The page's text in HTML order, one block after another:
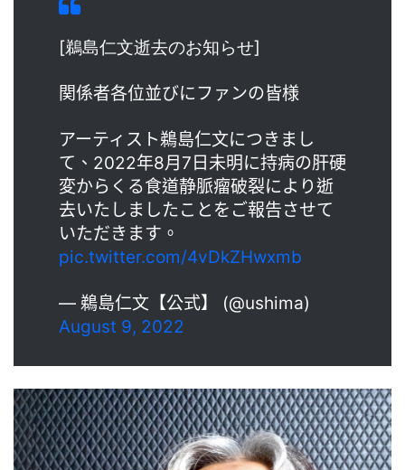
[鵜島仁文逝去のお知らせ]
関係者各位並びにファンの皆様
アーティスト鵜島仁文につきまし
て、2022年8月7日未明に持病の肝硬
変からくる食道静脈瘤破裂により逝
去いたしましたことをご報告させて
いただきます。
pic.twitter.com/4vDkZHwxmb
— 鵜島仁文【公式】 (@ushima)
August 9, 2022